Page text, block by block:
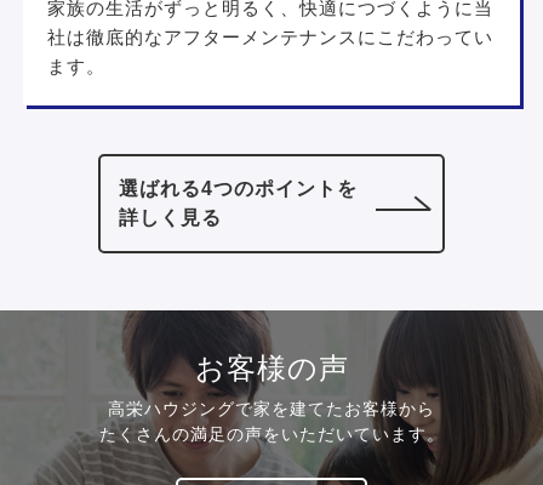
家族の生活がずっと明るく、快適につづくように当
社は徹底的なアフターメンテナンスにこだわってい
ます。
選ばれる4つのポイントを
詳しく見る
お客様の声
高栄ハウジングで家を建てたお客様から
たくさんの満足の声をいただいています。